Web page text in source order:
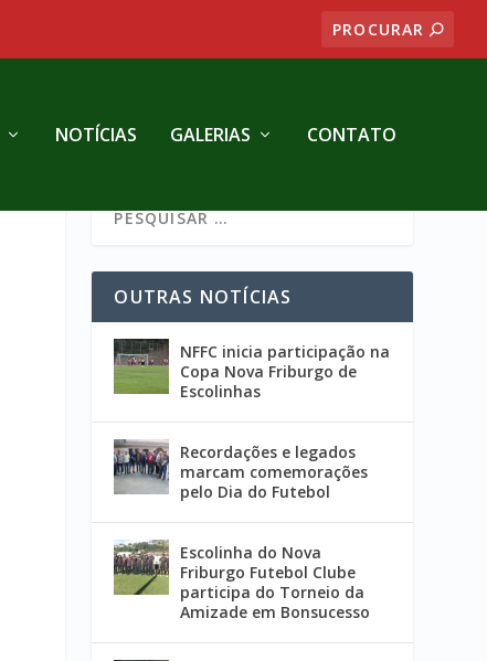
NOTÍCIAS GALERIAS CONTATO
OUTRAS NOTÍCIAS
NFFC inicia participação na
Copa Nova Friburgo de
Escolinhas
Recordações e legados
marcam comemorações
pelo Dia do Futebol
Escolinha do Nova
Friburgo Futebol Clube
participa do Torneio da
Amizade em Bonsucesso